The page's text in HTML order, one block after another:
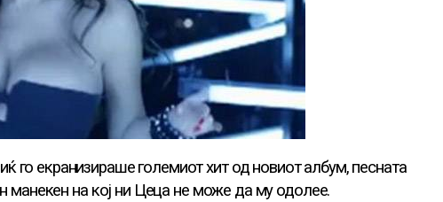
го екранизираше големиот хит од новиот албум, песната
манекен на кој ни Цеца не може да му одолее.